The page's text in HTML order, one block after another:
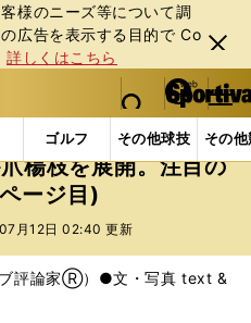
様のニーズ等について調
広告を表⽰する⽬的で Co
詳しくはこちら
閉じ
る
web Sportiva (webスポルティーバ)
検索
マイペ
ー
ジ
メニュ
ゴルフ その他球技 その
球 なぜかジャイアンツが爪
楊枝を展開。注目の
ージ目)
月12日 02:40 更新
ブ評論家Ⓡ）●文・写真 text &